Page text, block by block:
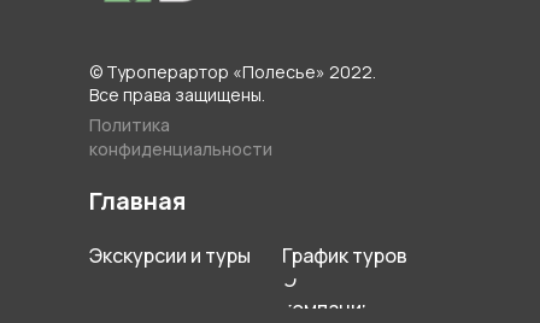
© Туроперартор «Полесье» 2022.
Все права защищены.
Главная
Экскурсии и туры
График туров
О
компании
Политика
конфиденциальности